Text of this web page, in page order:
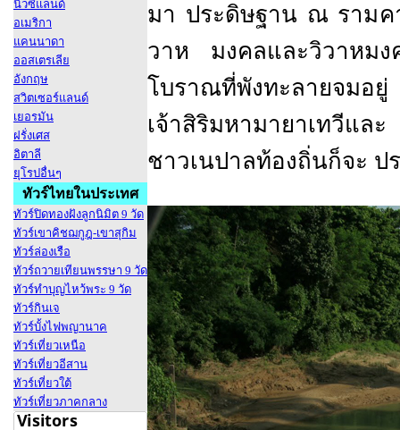
นิวซีแลนด์
อเมริกา
แคนนาดา
ออสเตรเลีย
อังกฤษ
สวิตเซอร์แลนด์
เยอรมัน
ฝรั่งเศส
อิตาลี
ยุโรปอื่นๆ
ทัวร์ไทยในประเทศ
ทัวร์ปิดทองฝังลูกนิมิต 9 วัด
ทัวร์เขาคิชฌกูฎ-เขาสุกิม
ทัวร์ล่องเรือ
ทัวร์ถวายเทียนพรรษา 9 วัด
ทัวร์ทำบุญไหว้พระ 9 วัด
ทัวร์กินเจ
ทัวร์บั้งไฟพญานาค
ทัวร์เที่ยวเหนือ
ทัวร์เที่ยวอีสาน
ทัวร์เที่ยวใต้
ทัวร์เที่ยวภาคกลาง
มา ประดิษฐาน ณ รามค
วาห มงคลและวิวาหมง
โบราณที่พังทะลายจมอ
เจ้าสิริมหามายาเทวีแ
ชาวเนปาลท้องถิ่นก็จะ ป